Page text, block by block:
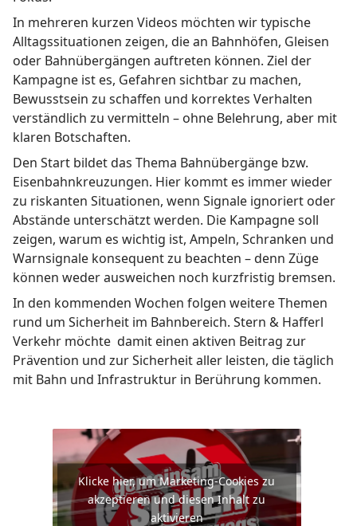
In mehreren kurzen Videos möchten wir typische
Alltagssituationen zeigen, die an Bahnhöfen, Gleisen
oder Bahnübergängen auftreten können. Ziel der
Kampagne ist es, Gefahren sichtbar zu machen,
Bewusstsein zu schaffen und korrektes Verhalten
verständlich zu vermitteln – ohne Belehrung, aber mit
klaren Botschaften.
Den Start bildet das Thema Bahnübergänge bzw.
Eisenbahnkreuzungen. Hier kommt es immer wieder
zu riskanten Situationen, wenn Signale ignoriert oder
Abstände unterschätzt werden. Die Kampagne soll
zeigen, warum es wichtig ist, Ampeln, Schranken und
Warnsignale konsequent zu beachten – denn Züge
können weder ausweichen noch kurzfristig bremsen.
In den kommenden Wochen folgen weitere Themen
rund um Sicherheit im Bahnbereich. Stern & Hafferl
Verkehr möchte damit einen aktiven Beitrag zur
Prävention und zur Sicherheit aller leisten, die täglich
mit Bahn und Infrastruktur in Berührung kommen.
Klicke hier, um Marketing-Cookies zu
akzeptieren und diesen Inhalt zu
aktivieren